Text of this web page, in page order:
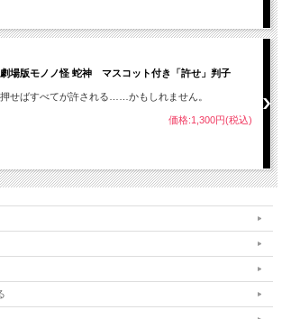
劇場版モノノ怪 蛇神 マスコット付き「許せ」判子
押せばすべてが許される……かもしれません。
価格:1,300円(税込)